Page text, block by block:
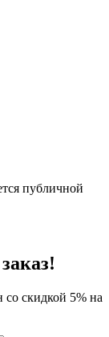
публичной
скидкой 5% на